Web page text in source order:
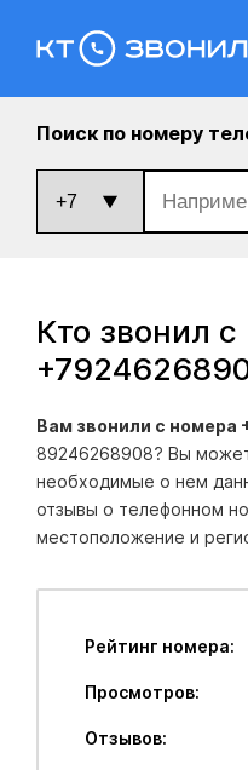
Поиск по номеру
Кто звонил
Вам звонили с номера
89246268908? Вы
необходимые о нем
отзывы о телефонном
местоположение и
Рейтинг номера:
Просмотров:
Отзывов: